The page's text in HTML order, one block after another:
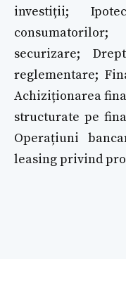
investiții;
securizare;
reglementare;
Achiziționarea
structurate pe
Operațiuni
leasing privind